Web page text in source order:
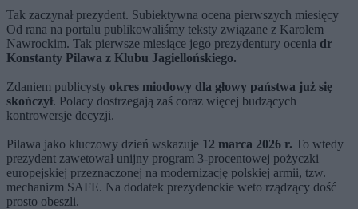
Tak zaczynał prezydent. Subiektywna ocena pierwszych miesięcy
Od rana na portalu publikowaliśmy teksty związane z Karolem
Nawrockim. Tak pierwsze miesiące jego prezydentury ocenia dr
Konstanty Pilawa z Klubu Jagiellońskiego.
Zdaniem publicysty okres miodowy dla głowy państwa już się
skończył. Polacy dostrzegają zaś coraz więcej budzących
kontrowersje decyzji.
Pilawa jako kluczowy dzień wskazuje 12 marca 2026 r. To wtedy
prezydent zawetował unijny program 3‑procentowej pożyczki
europejskiej przeznaczonej na modernizację polskiej armii, tzw.
mechanizm SAFE. Na dodatek prezydenckie weto rządzący dość
prosto obeszli.